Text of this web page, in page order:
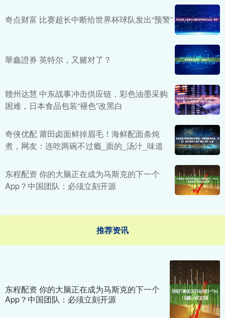
奇点财富 比赛超长中断给世界杯球队发出“预警”
華鑫證券 英特尔，又赌对了？
赣州达慧 中东战事冲击供应链，彩色油墨采购
困难，日本食品包装“褪色”改黑白
奇侠优配 莆田卤面鲜掉眉毛！海鲜配面条炖
煮，网友：连吃两碗不过瘾_面的_汤汁_味道
东程配资 你的大脑正在成为马斯克的下一个
App？中国团队：必须立刻开源
推荐资讯
东程配资 你的大脑正在成为马斯克的下一个
App？中国团队：必须立刻开源